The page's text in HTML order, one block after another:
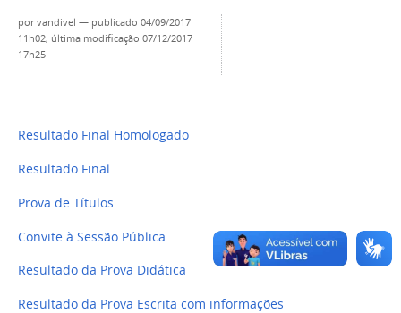
porvandivel — publicado 04/09/2017
11h02, última modificação 07/12/2017
17h25
Resultado Final Homologado
Resultado Final
Prova de Títulos
Convite à Sessão Pública
Resultado da Prova Didática
Resultado da Prova Escrita com informações